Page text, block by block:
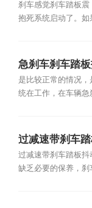
刹车感觉刹车踏板
抱死系统启动了。如
急刹车刹车踏
是比较正常的情况
统在工作，在车辆急
过减速带刹车
过减速带刹车踏板
缺乏必要的保养，刹